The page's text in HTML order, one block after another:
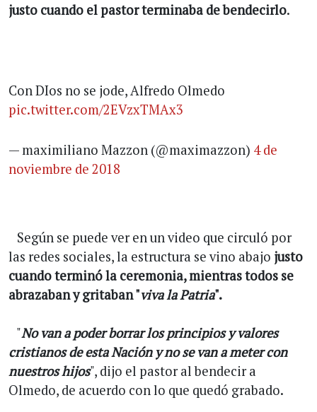
justo cuando el pastor terminaba de bendecirlo.
Con DIos no se jode, Alfredo Olmedo
pic.twitter.com/2EVzxTMAx3
— maximiliano Mazzon (@maximazzon) 4 de
noviembre de 2018
Según se puede ver en un video que circuló por
las redes sociales, la estructura se vino abajo justo
cuando terminó la ceremonia, mientras todos se
abrazaban y gritaban "viva la Patria".
"No van a poder borrar los principios y valores
cristianos de esta Nación y no se van a meter con
nuestros hijos", dijo el pastor al bendecir a
Olmedo, de acuerdo con lo que quedó grabado.